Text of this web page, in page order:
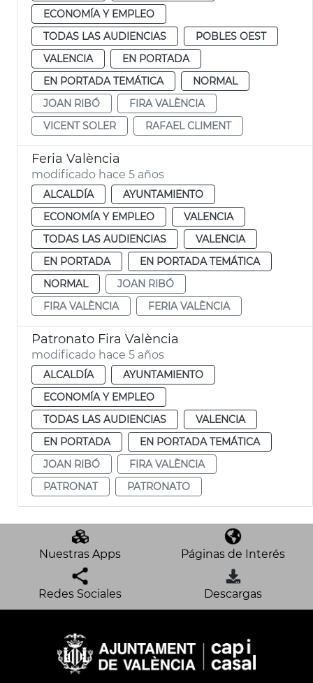
ECONOMÍA Y EMPLEO
TODAS LAS AUDIENCIAS
POBLES OEST
VALENCIA
EN PORTADA
EN PORTADA TEMÁTICA
NORMAL
JOAN RIBÓ
FIRA VALÈNCIA
VICENT SOLER
RAFAEL CLIMENT
Feria València
modificado hace 5 años
ALCALDÍA
AYUNTAMIENTO
ECONOMÍA Y EMPLEO
VALENCIA
TODAS LAS AUDIENCIAS
VALENCIA
EN PORTADA
EN PORTADA TEMÁTICA
NORMAL
JOAN RIBÓ
FIRA VALÈNCIA
FERIA VALÈNCIA
Patronato Fira València
modificado hace 5 años
ALCALDÍA
AYUNTAMIENTO
ECONOMÍA Y EMPLEO
TODAS LAS AUDIENCIAS
VALENCIA
EN PORTADA
EN PORTADA TEMÁTICA
JOAN RIBÓ
FIRA VALÈNCIA
PATRONAT
PATRONATO
Nuestras Apps Páginas de Interés
Redes Sociales Descargas